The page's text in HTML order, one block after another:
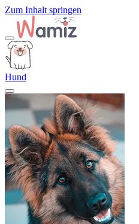
Zum Inhalt springen
Hund